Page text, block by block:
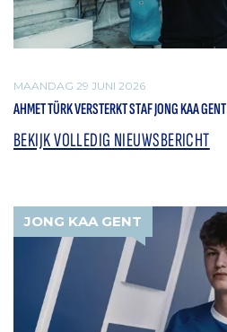
MAANDAG 29 JUNI 2026
AHMET TÜRK VERSTERKT STAF JONG KAA GENT
BEKIJK VOLLEDIG NIEUWSBERICHT
JONG KAA GENT